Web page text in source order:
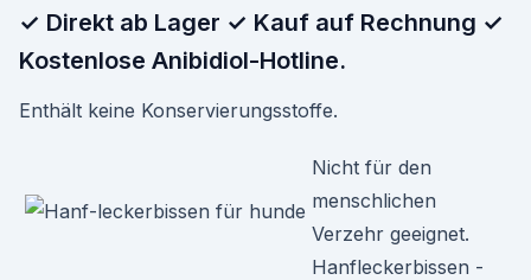
✓ Direkt ab Lager ✓ Kauf auf Rechnung ✓
Kostenlose Anibidiol-Hotline.
Enthält keine Konservierungsstoffe.
Nicht für den
menschlichen
Verzehr geeignet.
Hanfleckerbissen -